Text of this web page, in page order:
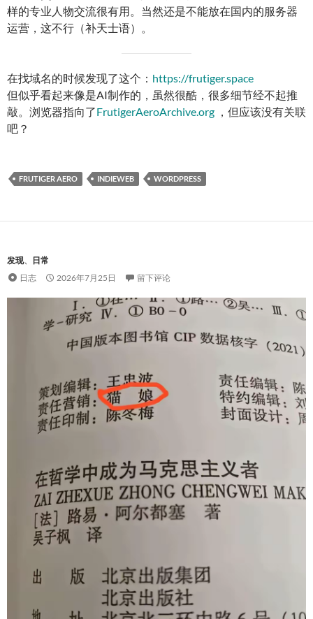
样的专业人物交流很有用。当然还是不能放在国内的服务器
运营，这不行（补天士语）。
在找域名的时候发现了这个： https://frutiger.space
但似乎看起来像是AI制作的，虽然很酷，很多细节经不起推
敲。浏览器指向了FrutigerAeroArchive.org ，但应该没有关联
吧？
FRUTIGER AERO INDIEWEB WORDPRESS
发现、
日常
日志
2026年7月25日 留下评论